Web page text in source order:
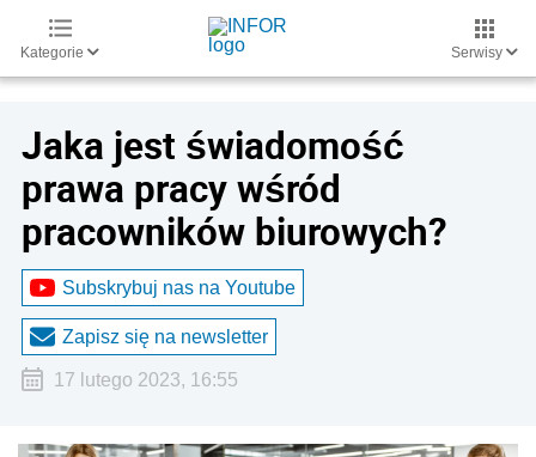
Kategorie Serwisy
Jaka jest świadomość
prawa pracy wśród
pracowników biurowych?
Subskrybuj nas na Youtube
Zapisz się na newsletter
17 lutego 2023, 16:55